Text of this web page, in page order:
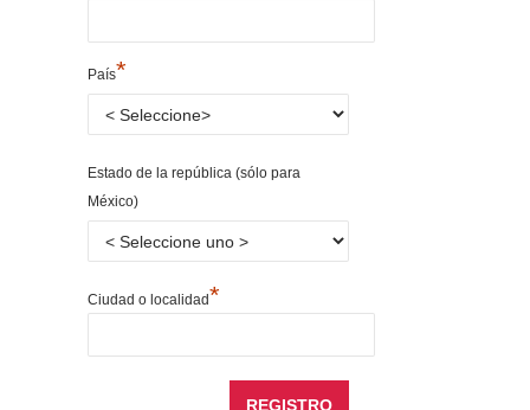
País*
Estado de la república (sólo para
México)
Ciudad o localidad*